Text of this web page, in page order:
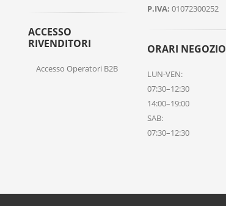
ACCESSO
RIVENDITORI
Accesso Operatori B2B
P.IVA: 01072300252
ORARI NEGOZIO
LUN-VEN:
07:30–12:30
14:00–19:00
SAB:
07:30–12:30